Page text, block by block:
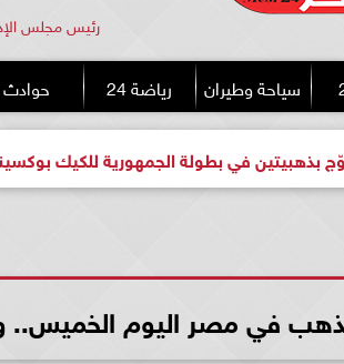
رئيس مجلس
سياحة وطيران رياضة 24 حوادث
بطولة الجمهورية للكيك بوكسينج
في مصر اليوم الخميس..